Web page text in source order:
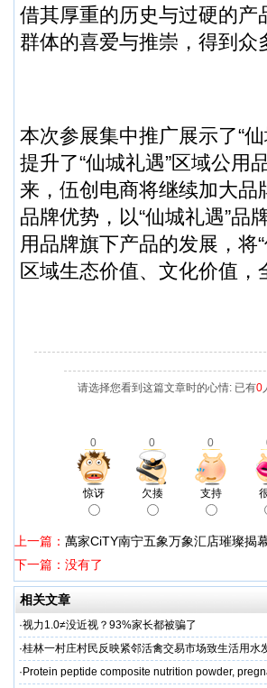
借其厚重的历史与过硬的
群体的喜爱与推崇，得到
本次参展集中推广展示了“
提升了“仙城礼遇”区域公用
来，伍创电商将继续加大
品牌优势，以“仙城礼遇”品
用品牌旗下产品的发展，将
区域生态价值、文化价值
请选择您看到这篇文章时的心情: 已有0
0 0 0
惊讶 欠揍 支持
上一篇： 萬家CiTY南宁五象万象汇店璀璨揭
下一篇：没有了
相关文章
·视力1.0≠没近视？93%家长都被骗了
·桂林一村庄村民反映紧邻活禽交易市场致生活用水
场称属“造谣”，联合调查组介入调查
· Protein peptide composite nutrition powder,